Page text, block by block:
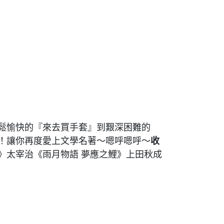
愉快的『來去買手套』到艱深困難的
讓你再度愛上文學名著～嗯呼嗯呼～收
太宰治《雨月物語 夢應之鯉》上田秋成